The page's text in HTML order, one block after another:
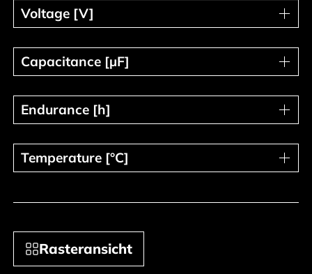
Rasteransicht
Voltage [V]
Voltage [V]
Capacitance [µF]
Capacitance [µF]
Endurance [h]
Endurance [h]
Temperature [°C]
Temperature [°C]